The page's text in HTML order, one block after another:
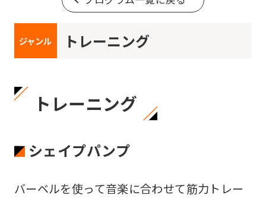
ジャンル トレーニング
トレーニング
シェイプパンプ
バーベルを使って音楽に合わせて筋力トレー